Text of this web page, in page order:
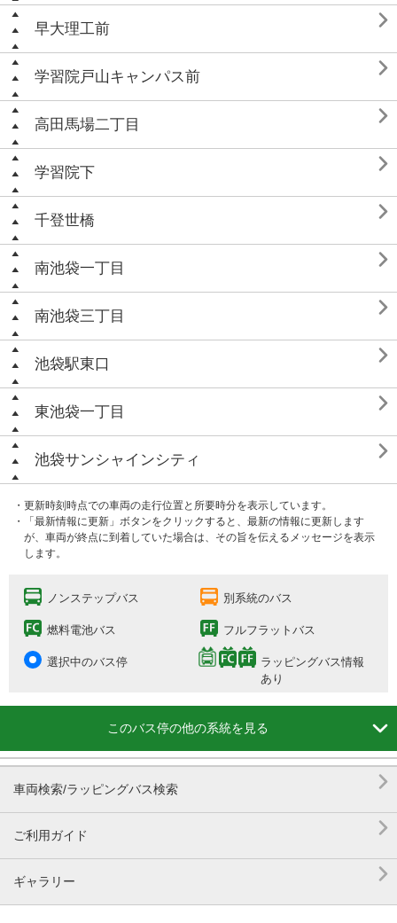
早大理工前 
学習院戸山キャンパス前 
高田馬場二丁目 
学習院下 
千登世橋 
南池袋一丁目 
南池袋三丁目 
池袋駅東口 
東池袋一丁目 
池袋サンシャインシティ 
・更新時刻時点での車両の走行位置と所要時分を表示しています。
・「最新情報に更新」ボタンをクリックすると、最新の情報に更新します
が、車両が終点に到着していた場合は、その旨を伝えるメッセージを表示
します。
ノンステップバス 別系統のバス
燃料電池バス フルフラットバス
選択中のバス停
ラッピングバス情報
あり
このバス停の他の系統を見る 
車両検索/ラッピングバス検索 
ご利用ガイド 
ギャラリー 